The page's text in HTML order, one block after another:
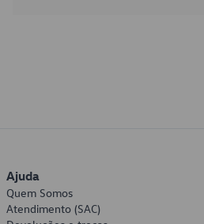
Ajuda
Quem Somos
Atendimento (SAC)